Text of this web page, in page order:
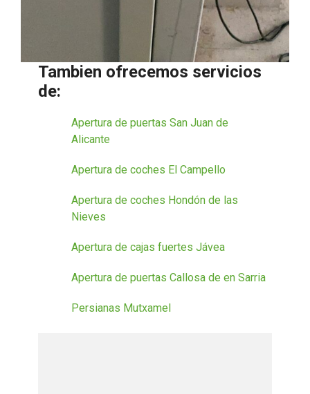
Tambien ofrecemos servicios
de:
Apertura de puertas San Juan de
Alicante
Apertura de coches El Campello
Apertura de coches Hondón de las
Nieves
Apertura de cajas fuertes Jávea
Apertura de puertas Callosa de en Sarria
Persianas Mutxamel